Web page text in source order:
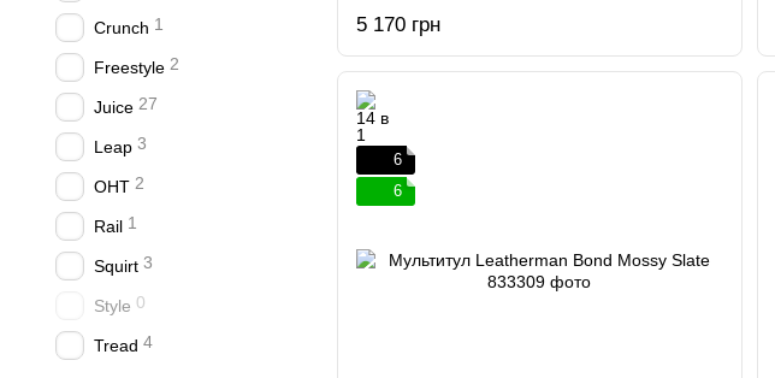
5 170 грн
6
6
Crunch 1
Freestyle 2
Juice 27
Leap 3
OHT 2
Rail 1
Squirt 3
Style 0
Tread 4